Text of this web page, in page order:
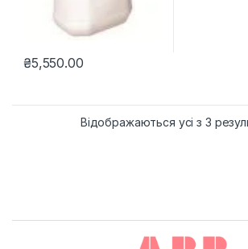
₴5,550.00
Відображаються усі з 3
Brands Carousel